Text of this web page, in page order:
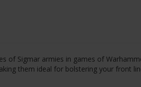
of Sigmar armies in games of
them ideal for bolstering your front